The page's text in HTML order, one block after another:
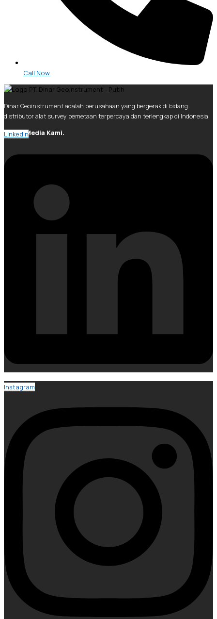
Call Now
Dinar Geoinstrument adalah perusahaan yang bergerak di bidang
distributor alat survey pemetaan terpercaya dan terlengkap di Indonesia.
Social Media Kami.
Linkedin
Instagram